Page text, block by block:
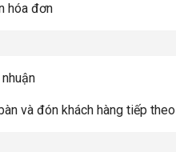
hóa đơn
và đón khách hàng tiếp theo